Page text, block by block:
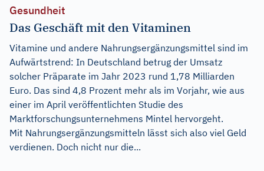
Gesundheit
Das Geschäft mit den Vitaminen
Vitamine und andere Nahrungsergänzungsmittel sind im
Aufwärtstrend: In Deutschland betrug der Umsatz
solcher Präparate im Jahr 2023 rund 1,78 Milliarden
Euro. Das sind 4,8 Prozent mehr als im Vorjahr, wie aus
einer im April veröffentlichten Studie des
Marktforschungsunternehmens Mintel hervorgeht.
Mit Nahrungsergänzungsmitteln lässt sich also viel Geld
verdienen. Doch nicht nur die...